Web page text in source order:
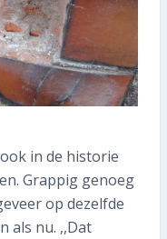
in de historie
Grappig genoeg
op dezelfde
als nu. ,,Dat